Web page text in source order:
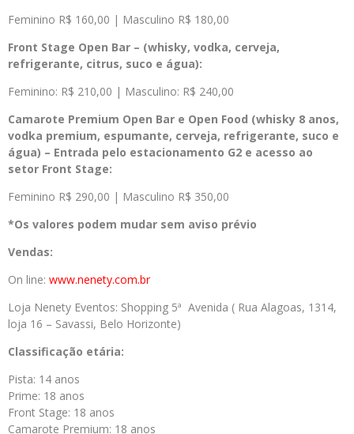
Feminino R$ 160,00 | Masculino R$ 180,00
Front Stage Open Bar – (whisky, vodka, cerveja,
refrigerante, citrus, suco e água):
Feminino: R$ 210,00 | Masculino: R$ 240,00
Camarote Premium Open Bar e Open Food (whisky 8 anos,
vodka premium, espumante, cerveja, refrigerante, suco e
água) – Entrada pelo estacionamento G2 e acesso ao
setor Front Stage:
Feminino R$ 290,00 | Masculino R$ 350,00
*Os valores podem mudar sem aviso prévio
Vendas:
On line: www.nenety.com.br
Loja Nenety Eventos: Shopping 5ª Avenida ( Rua Alagoas, 1314,
loja 16 – Savassi, Belo Horizonte)
Classificação etária:
Pista: 14 anos
Prime: 18 anos
Front Stage: 18 anos
Camarote Premium: 18 anos